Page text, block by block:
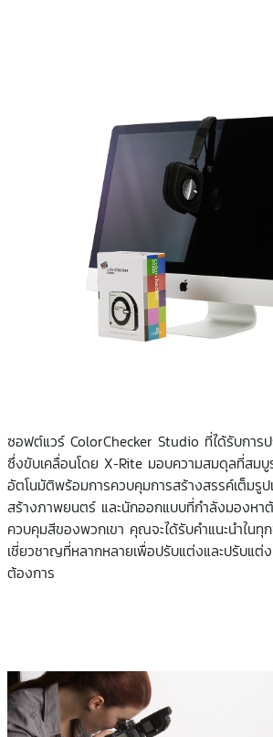
ซอฟต์แวร์ ColorChecker Studio ที่ได้รับการป
ซึ่งขับเคลื่อนโดย X-Rite มอบความสมดุลที่สม
อัตโนมัติพร้อมการควบคุมการสร้างสรรค์เต็มรู
สร้างภาพยนตร์ และนักออกแบบที่กำลังมองหาตั
ควบคุมสีของพวกเขา คุณจะได้รับคำแนะนำใน
เชี่ยวชาญที่หลากหลายเพื่อปรับแต่งและปรับแต่
ต้องการ